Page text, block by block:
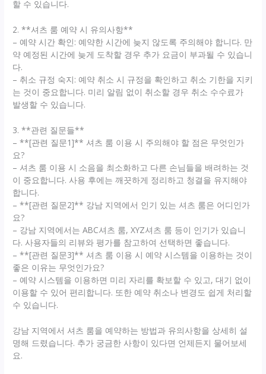
할 수 있습니다.
2. **셔츠 룸 예약 시 유의사항**
– 예약 시간 확인: 예약한 시간에 늦지 않도록 주의해야 합니다. 만
약 예정된 시간에 늦게 도착할 경우 추가 요금이 부과될 수 있습니
다.
– 취소 규정 숙지: 예약 취소 시 규정을 확인하고 취소 기한을 지키
는 것이 중요합니다. 미리 알림 없이 취소할 경우 취소 수수료가
발생할 수 있습니다.
3. **관련 질문들**
– **[관련 질문1]** 셔츠 룸 이용 시 주의해야 할 점은 무엇인가
요?
– 셔츠 룸 이용 시 소음을 최소화하고 다른 손님들을 배려하는 것
이 중요합니다. 사용 후에는 깨끗하게 정리하고 청결을 유지해야
합니다.
– **[관련 질문2]** 강남 지역에서 인기 있는 셔츠 룸은 어디인가
요?
– 강남 지역에서는 ABC셔츠 룸, XYZ셔츠 룸 등이 인기가 있습니
다. 사용자들의 리뷰와 평가를 참고하여 선택하면 좋습니다.
– **[관련 질문3]** 셔츠 룸 이용 시 예약 시스템을 이용하는 것이
좋은 이유는 무엇인가요?
– 예약 시스템을 이용하면 미리 자리를 확보할 수 있고, 대기 없이
이용할 수 있어 편리합니다. 또한 예약 취소나 변경도 쉽게 처리할
수 있습니다.
강남 지역에서 셔츠 룸을 예약하는 방법과 유의사항을 상세히 설
명해 드렸습니다. 추가 궁금한 사항이 있다면 언제든지 물어보세
요.